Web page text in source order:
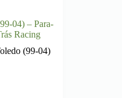
04) – Para-
Racing
(99-04)